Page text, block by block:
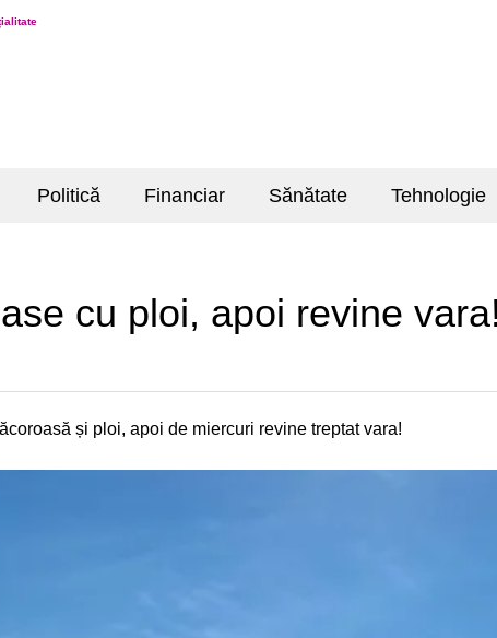
Politică Financiar Sănătate Tehnologie
cu ploi, apoi revine vara!
și ploi, apoi de miercuri revine treptat vara!